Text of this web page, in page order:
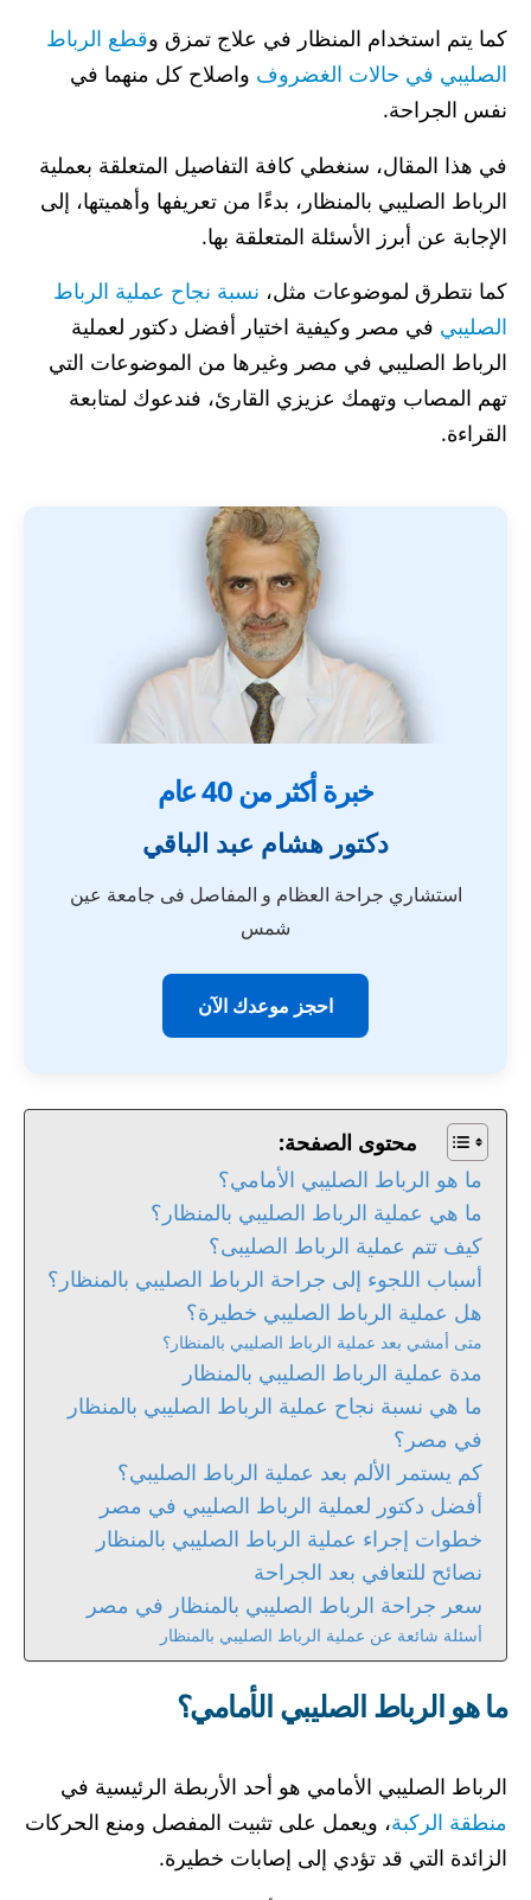
كما يتم استخدام المنظار في علاج تمزق وقطع الرباط
الصليبي في حالات الغضروف واصلاح كل منهما في
نفس الجراحة.
في هذا المقال، سنغطي كافة التفاصيل المتعلقة بعملية
الرباط الصليبي بالمنظار، بدءًا من تعريفها وأهميتها، إلى
الإجابة عن أبرز الأسئلة المتعلقة بها.
كما نتطرق لموضوعات مثل، نسبة نجاح عملية الرباط
الصليبي في مصر وكيفية اختيار أفضل دكتور لعملية
الرباط الصليبي في مصر وغيرها من الموضوعات التي
تهم المصاب وتهمك عزيزي القارئ، فندعوك لمتابعة
القراءة.
خبرة أكثر من 40 عام
دكتور هشام عبد الباقي
استشاري جراحة العظام و المفاصل فى جامعة عين
شمس
احجز موعدك الآن
محتوى الصفحة:
ما هو الرباط الصليبي الأمامي؟
ما هي عملية الرباط الصليبي بالمنظار؟
كيف تتم عملية الرباط الصليبى؟
أسباب اللجوء إلى جراحة الرباط الصليبي بالمنظار؟
هل عملية الرباط الصليبي خطيرة؟
متى أمشي بعد عملية الرباط الصليبي بالمنظار؟
مدة عملية الرباط الصليبي بالمنظار
ما هي نسبة نجاح عملية الرباط الصليبي بالمنظار
في مصر؟
كم يستمر الألم بعد عملية الرباط الصليبي؟
أفضل دكتور لعملية الرباط الصليبي في مصر
خطوات إجراء عملية الرباط الصليبي بالمنظار
نصائح للتعافي بعد الجراحة
سعر جراحة الرباط الصليبي بالمنظار في مصر
أسئلة شائعة عن عملية الرباط الصليبي بالمنظار
ما هو الرباط الصليبي الأمامي؟
الرباط الصليبي الأمامي هو أحد الأربطة الرئيسية في
منطقة الركبة، ويعمل على تثبيت المفصل ومنع الحركات
الزائدة التي قد تؤدي إلى إصابات خطيرة.